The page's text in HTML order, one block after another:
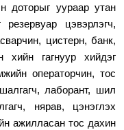
доторыг уураар утан
цэвэрлэгч,
цистерн, банк,
хийн гагнуур хийдэг
операторчин, тос
лаборант, шил
нярав, цэнэглэх
ажилласан тос дахин